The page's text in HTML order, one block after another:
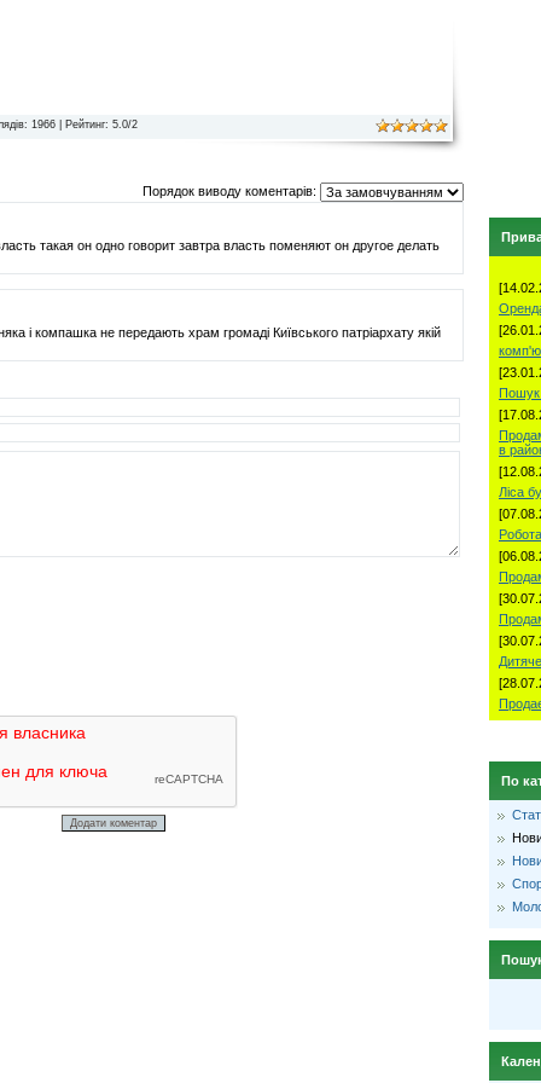
: 1966 | Рейтинг: 5.0/2
Порядок виводу коментарів:
такая он одно говорит завтра власть поменяют он другое делать
і компашка не передають храм громаді Київського патріархату якій
Пошук
в
Ліса
По